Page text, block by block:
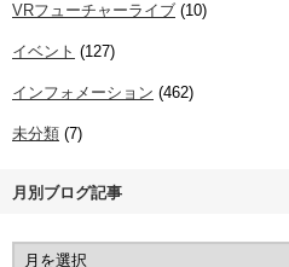
VRフューチャーライブ (10)
イベント (127)
インフォメーション (462)
未分類 (7)
月別ブログ記事